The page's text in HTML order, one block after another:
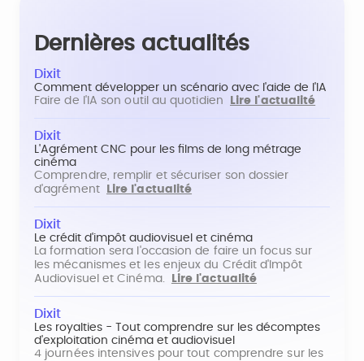
Dernières actualités
Dixit
Comment développer un scénario avec l'aide de l'IA
Faire de l'IA son outil au quotidien
Lire l'actualité
Dixit
L'Agrément CNC pour les films de long métrage
cinéma
Comprendre, remplir et sécuriser son dossier
d'agrément
Lire l'actualité
Dixit
Le crédit d'impôt audiovisuel et cinéma
La formation sera l'occasion de faire un focus sur
les mécanismes et les enjeux du Crédit d'Impôt
Audiovisuel et Cinéma.
Lire l'actualité
Dixit
Les royalties - Tout comprendre sur les décomptes
d'exploitation cinéma et audiovisuel
4 journées intensives pour tout comprendre sur les